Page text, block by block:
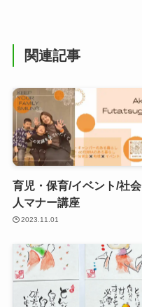
関連記事
育児・保育/イベント/社会
人マナー講座
2023.11.01